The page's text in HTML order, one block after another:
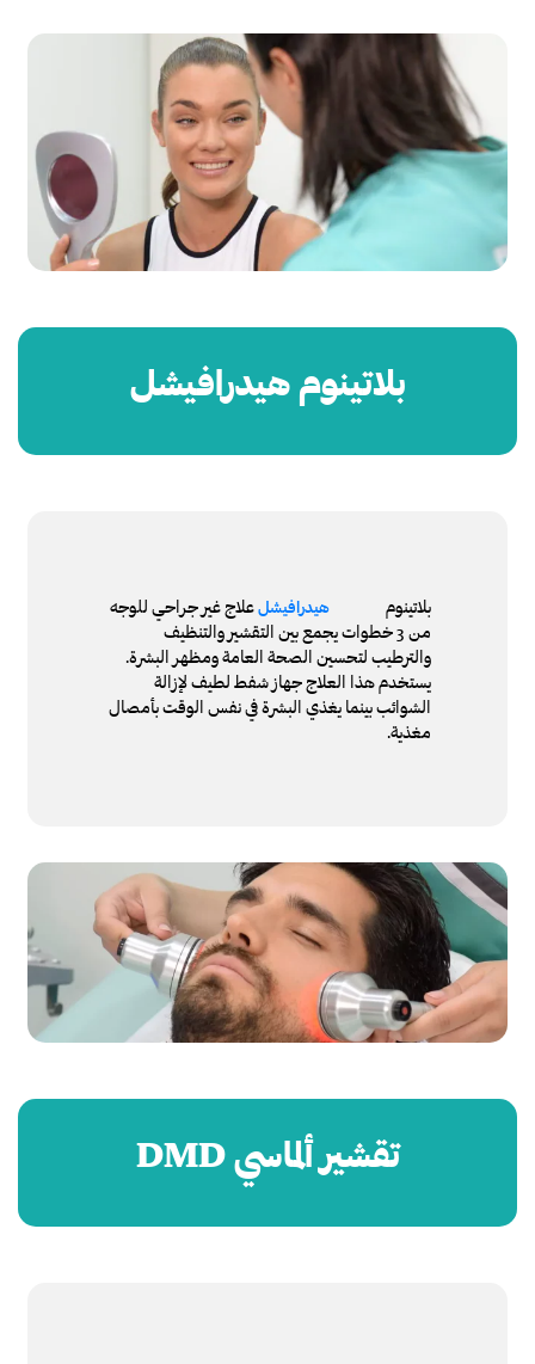
بلاتينوم هيدرافيشل
بلاتينوم هيدرافيشلعلاج غير جراحي للوجه
من 3 خطوات يجمع بين التقشير والتنظيف
والترطيب لتحسين الصحة العامة ومظهر البشرة.
يستخدم هذا العلاج جهاز شفط لطيف لإزالة
الشوائب بينما يغذي البشرة في نفس الوقت بأمصال
مغذية.
تقشير ألماسي DMD